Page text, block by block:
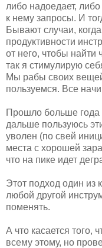
либо надоедает,
к нему запросы. И
Бывают случаи,
продуктивности
от него, чтобы найти
так я стимулирую
Мы рабы своих
пользуемся. Все
Прошло больше года
дальше пользуюсь
уволен (по свей
места с хорошей
что на пике идет
Этот подход один из
любой другой
поменять.
А что касается того,
всему этому, но